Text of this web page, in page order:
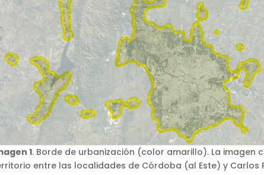
1. Borde de urbanización (color amarillo). La imagen
entre las localidades de Córdoba (al Este) y Carlos